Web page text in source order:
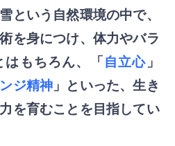
という自然環境の中で、
を身につけ、体力やバラ
もちろん、
「自立心 」
ジ精神 」といった、生き
を育むことを目指してい